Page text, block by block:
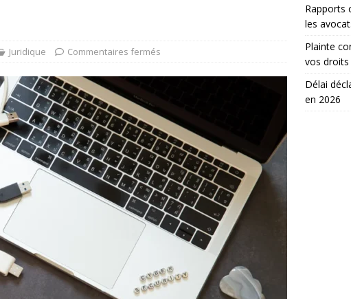
Juridique Commentaires fermés
Rapports
les
Plainte
vos droits
Délai
en 2026